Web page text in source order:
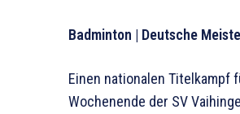
Badminton | Deutsche
Einen nationalen Titelkampf
Wochenende der SV